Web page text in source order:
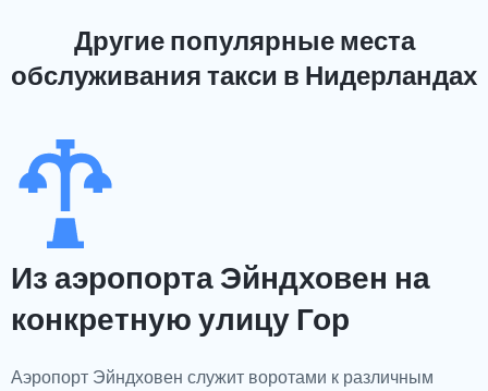
Другие популярные места
обслуживания такси в Нидерландах
Из аэропорта Эйндховен на
конкретную улицу Гор
Аэропорт Эйндховен служит воротами к различным